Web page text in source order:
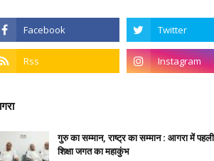
गुरु का सम्मान, राष्ट्र का सम्मान : आगरा में
शिक्षा जगत का महाकुंभ